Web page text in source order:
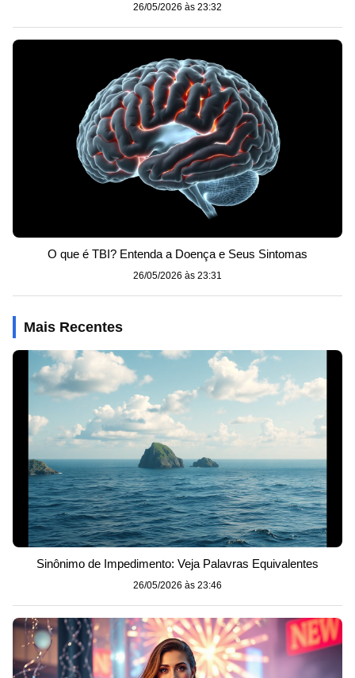
26/05/2026 às 23:32
O que é TBI? Entenda a Doença e Seus Sintomas
26/05/2026 às 23:31
Mais Recentes
Sinônimo de Impedimento: Veja Palavras Equivalentes
26/05/2026 às 23:46